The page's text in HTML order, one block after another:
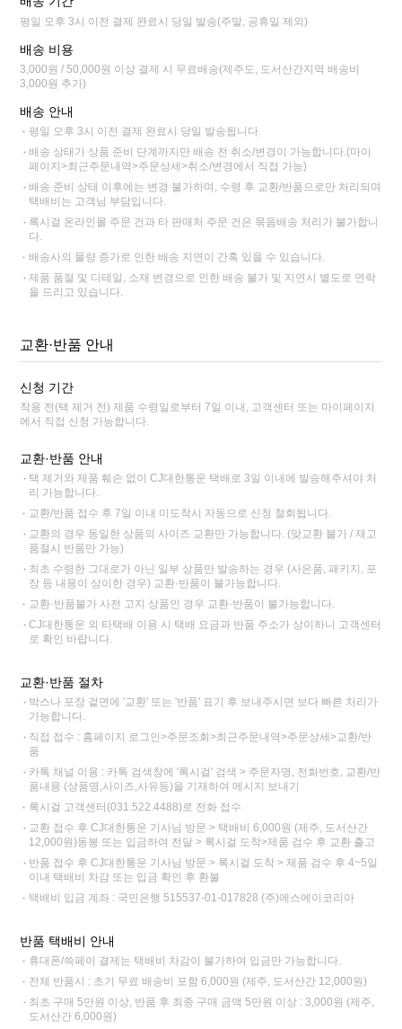
평일 오후 3시 이전 결제 완료시 당일 발송(주말, 공휴일 제외)
배송 비용
3,000원 / 50,000원 이상 결제 시 무료배송(제주도, 도서산간지역 배송비
3,000원 추가)
배송 안내
평일 오후 3시 이전 결제 완료시 당일 발송됩니다.
배송 상태가 상품 준비 단계까지만 배송 전 취소/변경이 가능합니다.(마이
페이지>최근주문내역>주문상세>취소/변경에서 직접 가능)
배송 준비 상태 이후에는 변경 불가하며, 수령 후 교환/반품으로만 처리되며
택배비는 고객님 부담입니다.
록시걸 온라인몰 주문 건과 타 판매처 주문 건은 묶음배송 처리가 불가합니
다.
배송사의 물량 증가로 인한 배송 지연이 간혹 있을 수 있습니다.
제품 품절 및 디테일, 소재 변경으로 인한 배송 불가 및 지연시 별도로 연락
을 드리고 있습니다.
교환·반품 안내
신청 기간
착용 전(택 제거 전) 제품 수령일로부터 7일 이내, 고객센터 또는 마이페이지
에서 직접 신청 가능합니다.
교환·반품 안내
택 제거와 제품 훼손 없이 CJ대한통운 택배로 3일 이내에 발송해주셔야 처
리 가능합니다.
교환/반품 접수 후 7일 이내 미도착시 자동으로 신청 철회됩니다.
교환의 경우 동일한 상품의 사이즈 교환만 가능합니다. (맞교환 불가 / 재고
품절시 반품만 가능)
최초 수령한 그대로가 아닌 일부 상품만 발송하는 경우 (사은품, 패키지, 포
장 등 내용이 상이한 경우) 교환·반품이 불가능합니다.
교환·반품불가 사전 고지 상품인 경우 교환·반품이 불가능합니다.
CJ대한통운 외 타택배 이용 시 택배 요금과 반품 주소가 상이하니 고객센터
로 확인 바랍니다.
교환·반품 절차
박스나 포장 겉면에 '교환' 또는 '반품' 표기 후 보내주시면 보다 빠른 처리가
가능합니다.
직접 접수 : 홈페이지 로그인>주문조회>최근주문내역>주문상세>교환/반
품
카톡 채널 이용 : 카톡 검색창에 '록시걸' 검색 > 주문자명, 전화번호, 교환/반
품내용 (상품명,사이즈,사유등)을 기재하여 메시지 보내기
록시걸 고객센터(031.522.4488)로 전화 접수
교환 접수 후 CJ대한통운 기사님 방문 > 택배비 6,000원 (제주, 도서산간
12,000원)동봉 또는 입금하여 전달 > 록시걸 도착>제품 검수 후 교환 출고
반품 접수 후 CJ대한통운 기사님 방문 > 록시걸 도착 > 제품 검수 후 4~5일
이내 택배비 차감 또는 입금 확인 후 환불
택배비 입금 계좌 : 국민은행 515537-01-017828 (주)에스에이코리아
반품 택배비 안내
휴대폰/쓱페이 결제는 택배비 차감이 불가하여 입금만 가능합니다.
전체 반품시 : 초기 무료 배송비 포함 6,000원 (제주, 도서산간 12,000원)
최초 구매 5만원 이상, 반품 후 최종 구매 금액 5만원 이상 : 3,000원 (제주,
도서산간 6,000원)